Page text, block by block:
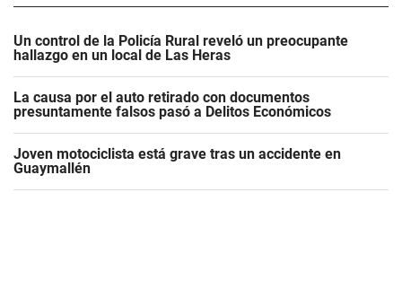
Un control de la Policía Rural reveló un preocupante
hallazgo en un local de Las Heras
La causa por el auto retirado con documentos
presuntamente falsos pasó a Delitos Económicos
Joven motociclista está grave tras un accidente en
Guaymallén